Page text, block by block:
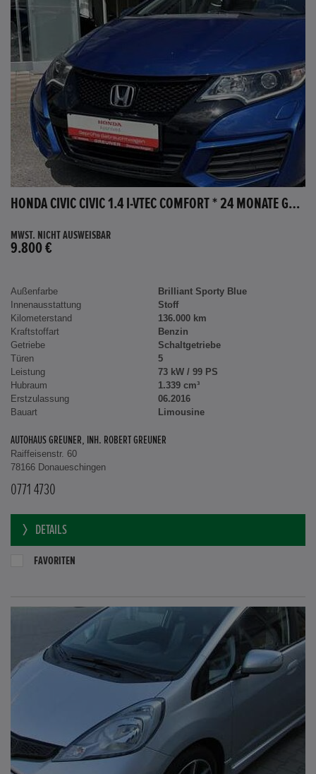
HONDA CIVIC CIVIC 1.4 I-VTEC COMFORT * 24 MONATE GARANTIE *
MWST. NICHT AUSWEISBAR
9.800 €
Außenfarbe
Brilliant Sporty Blue
Innenausstattung
Stoff
Kilometerstand
136.000 km
Kraftstoffart
Benzin
Getriebe
Schaltgetriebe
Türen
5
Leistung
73 kW / 99 PS
Hubraum
1.339 cm³
Erstzulassung
06.2016
Bauart
Limousine
AUTOHAUS GREUNER, INH. ROBERT GREUNER
Raiffeisenstr. 60
78166 Donaueschingen
0771 4730
DETAILS
FAVORITEN